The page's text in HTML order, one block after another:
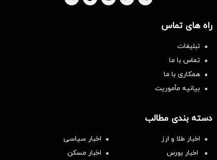
راه های تماس
تبلیغات
تماس با ما
همکاری با ما
بیانیه مأموریت
دسته بندی مطالب
اخبار طلا و ارز
اخبار سیاسی
اخبار بورس
اخبار مسکن